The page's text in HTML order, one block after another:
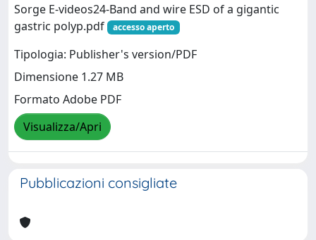
Sorge E-videos24-Band and wire ESD of a gigantic
gastric polyp.pdf
accesso aperto
Tipologia: Publisher's version/PDF
Dimensione 1.27 MB
Formato Adobe PDF
Visualizza/Apri
Pubblicazioni consigliate